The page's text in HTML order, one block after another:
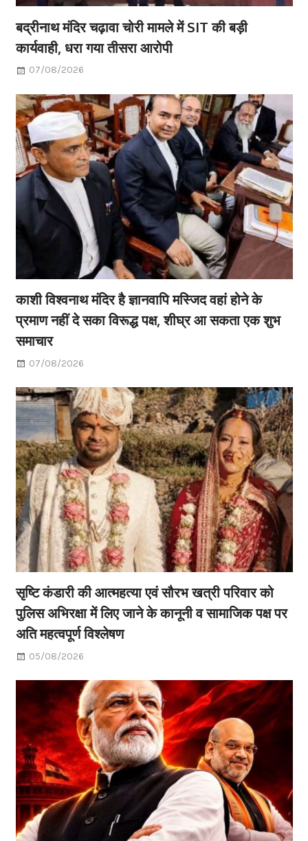
बद्रीनाथ मंदिर चढ़ावा चोरी मामले में SIT की बड़ी
कार्यवाही, धरा गया तीसरा आरोपी
07/08/2026
काशी विश्वनाथ मंदिर है ज्ञानवापि मस्जिद वहां होने के
प्रमाण नहीं दे सका विरूद्ध पक्ष, शीघ्र आ सकता एक शुभ
समाचार
07/08/2026
सृष्टि कंडारी की आत्महत्या एवं सौरभ खत्री परिवार को
पुलिस अभिरक्षा में लिए जाने के कानूनी व सामाजिक पक्ष पर
अति महत्वपूर्ण विश्लेषण
05/08/2026